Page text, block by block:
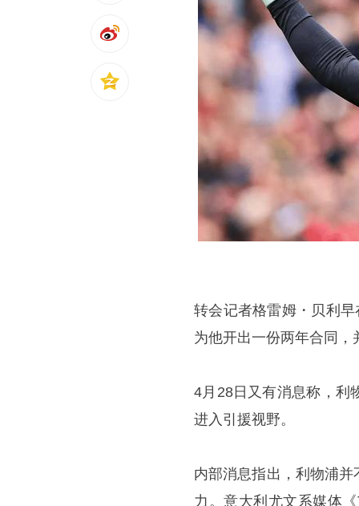
转会记者格雷姆・贝利
为他开出一份两年合同，
4月28日又有消息称，利
进入引援视野。
内部消息指出，利物浦
力。意大利尤文系媒体